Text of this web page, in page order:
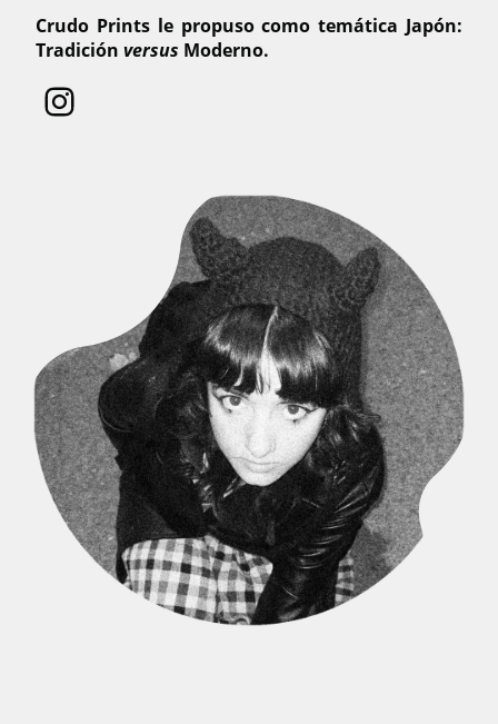
Crudo Prints le propuso como temática Japón:
Tradición versus Moderno.